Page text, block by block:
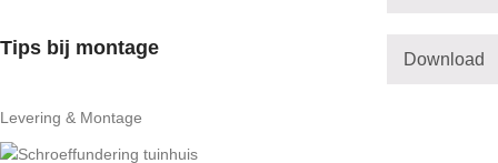
Tips bij montage
Download
Levering & Montage